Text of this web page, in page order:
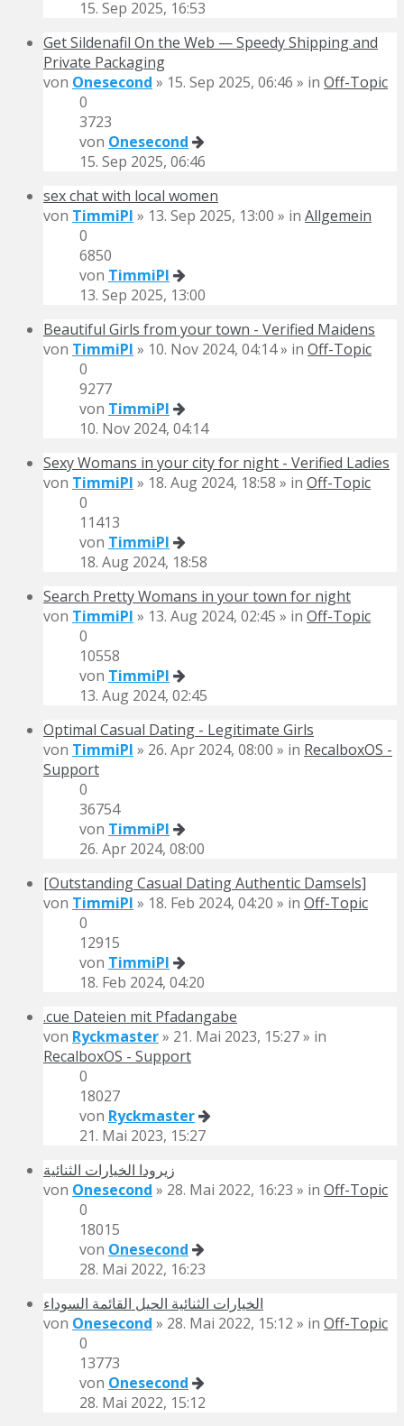
15. Sep 2025, 16:53
Get Sildenafil On the Web — Speedy Shipping and
Private Packaging
von Onesecond » 15. Sep 2025, 06:46 » in Off-Topic
0
3723
von Onesecond
15. Sep 2025, 06:46
sex chat with local women
von TimmiPI » 13. Sep 2025, 13:00 » in Allgemein
0
6850
von TimmiPI
13. Sep 2025, 13:00
Beautiful Girls from your town - Verified Maidens
von TimmiPI » 10. Nov 2024, 04:14 » in Off-Topic
0
9277
von TimmiPI
10. Nov 2024, 04:14
Sexy Womans in your city for night - Verified Ladies
von TimmiPI » 18. Aug 2024, 18:58 » in Off-Topic
0
11413
von TimmiPI
18. Aug 2024, 18:58
Search Pretty Womans in your town for night
von TimmiPI » 13. Aug 2024, 02:45 » in Off-Topic
0
10558
von TimmiPI
13. Aug 2024, 02:45
Optimal Сasual Dating - Legitimate Girls
von TimmiPI » 26. Apr 2024, 08:00 » in RecalboxOS -
Support
0
36754
von TimmiPI
26. Apr 2024, 08:00
[Outstanding Сasual Dating Authentic Damsels]
von TimmiPI » 18. Feb 2024, 04:20 » in Off-Topic
0
12915
von TimmiPI
18. Feb 2024, 04:20
.cue Dateien mit Pfadangabe
von Ryckmaster» 21. Mai 2023, 15:27 » in
RecalboxOS - Support
0
18027
von Ryckmaster
21. Mai 2023, 15:27
زيرودا الخيارات الثنائية
von Onesecond » 28. Mai 2022, 16:23 » in Off-Topic
0
18015
von Onesecond
28. Mai 2022, 16:23
الخيارات الثنائية الحيل القائمة السوداء
von Onesecond » 28. Mai 2022, 15:12 » in Off-Topic
0
13773
von Onesecond
28. Mai 2022, 15:12